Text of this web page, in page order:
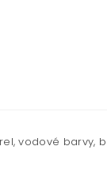
vodové barvy,